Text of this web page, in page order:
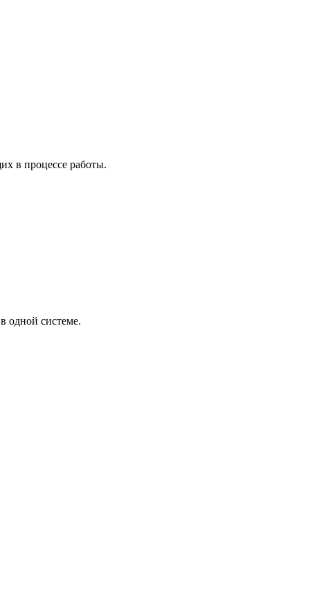
в процессе работы.
одной системе.